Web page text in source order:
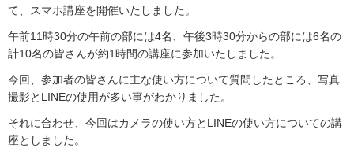
て、スマホ講座を開催いたしました。
午前11時30分の午前の部には4名、午後3時30分からの部には6名の
計10名の皆さんが約1時間の講座に参加いたしました。
今回、参加者の皆さんに主な使い方について質問したところ、写真
撮影とLINEの使用が多い事がわかりました。
それに合わせ、今回はカメラの使い方とLINEの使い方についての講
座としました。